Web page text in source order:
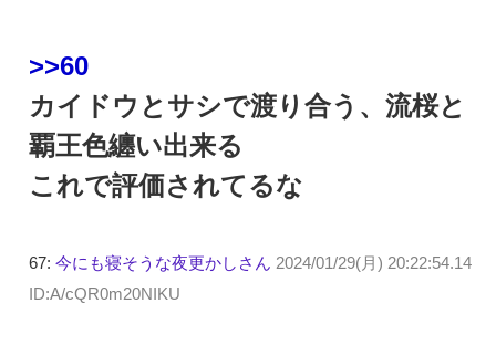
>>60
カイドウとサシで渡り合う、流桜と
覇王色纏い出来る
これで評価されてるな
67: 今にも寝そうな夜更かしさん 2024/01/29(月) 20:22:54.14
ID:A/cQR0m20NIKU